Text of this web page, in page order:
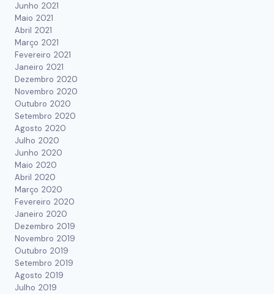
Junho 2021
Maio 2021
Abril 2021
Março 2021
Fevereiro 2021
Janeiro 2021
Dezembro 2020
Novembro 2020
Outubro 2020
Setembro 2020
Agosto 2020
Julho 2020
Junho 2020
Maio 2020
Abril 2020
Março 2020
Fevereiro 2020
Janeiro 2020
Dezembro 2019
Novembro 2019
Outubro 2019
Setembro 2019
Agosto 2019
Julho 2019